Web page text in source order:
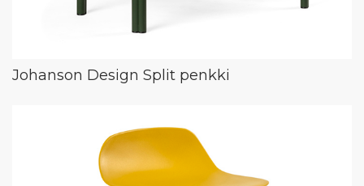
Johanson Design Split penkki